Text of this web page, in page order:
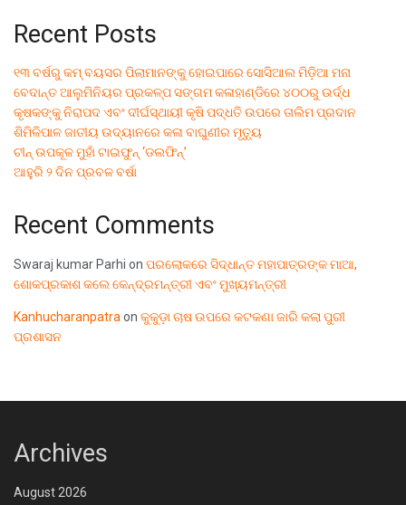
Recent Posts
୧୩ ବର୍ଷରୁ କମ୍ ବୟସର ପିଲାମାନଙ୍କୁ ହୋଇପାରେ ସୋସିଆଲ ମିଡ଼ିଆ ମନା
ବେଦାନ୍ତ ଆଲୁମିନିୟର ପ୍ରକଳ୍ପ ସଙ୍ଗମ କଳାହାଣ୍ଡିରେ ୪୦୦ରୁ ଉର୍ଦ୍ଧ
କୃଷକଙ୍କୁ ନିରାପଦ ଏବଂ ଦୀର୍ଘସ୍ଥାୟୀ କୃଷି ପଦ୍ଧତି ଉପରେ ତାଲିମ ପ୍ରଦାନ
ଶିମିଳିପାଳ ଜାତୀୟ ଉଦ୍ୟାନରେ କଳା ବାଘୁଣୀର ମୃତ୍ୟୁ
ଚୀନ୍ ଉପକୂଳ ମୁହାଁ ଟାଇଫୁନ୍ ‘ଡଲଫିନ୍’
ଆହୁରି ୨ ଦିନ ପ୍ରବଳ ବର୍ଷା
Recent Comments
Swaraj kumar Parhi on ପରଲୋକରେ ସିଦ୍ଧାନ୍ତ ମହାପାତ୍ରଙ୍କ ମାଆ,
ଶୋକପ୍ରକାଶ କଲେ କେନ୍ଦ୍ରମନ୍ତ୍ରୀ ଏବଂ ମୁଖ୍ୟମନ୍ତ୍ରୀ
Kanhucharanpatra on କୁକୁଡ଼ା ଚାଷ ଉପରେ କଟକଣା ଜାରି କଲା ପୁରୀ
ପ୍ରଶାସନ
Archives
August 2026